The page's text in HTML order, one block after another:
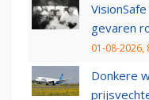
gevaren
01-08-2026,
Donkere